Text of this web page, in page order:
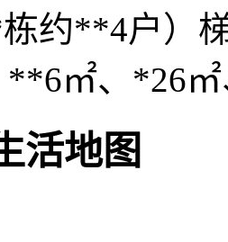
约**4户）
**6㎡、*26
活地图